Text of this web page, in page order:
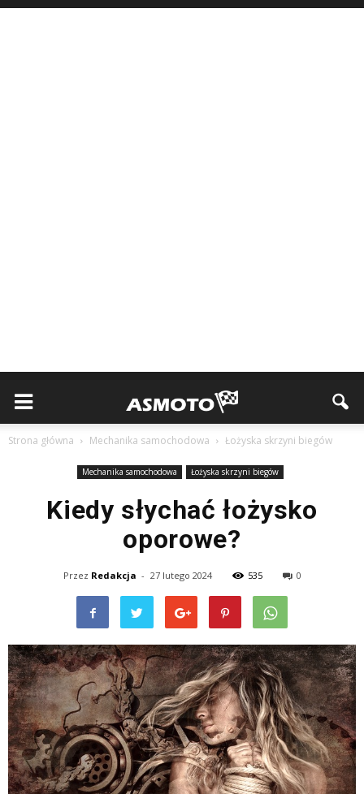
Strona główna Mechanika samochodowa Łożyska skrzyni biegów
Mechanika samochodowa Łożyska skrzyni biegów
Kiedy słychać łożysko
oporowe?
Przez Redakcja - 27 lutego 2024 535 0